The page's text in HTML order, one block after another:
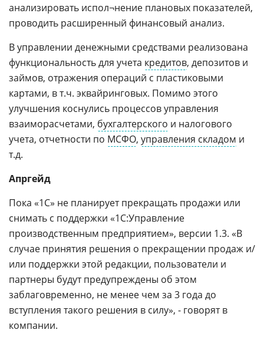
анализировать испол¬нение плановых показателей,
проводить расширенный финансовый анализ.
В управлении денежными средствами реализована
функциональность для учета кредитов, депозитов и
займов, отражения операций с пластиковыми
картами, в т.ч. эквайринговых. Помимо этого
улучшения коснулись процессов управления
взаиморасчетами, бухгалтерского и налогового
учета, отчетности по МСФО, управления складом и
т.д.
Апргейд
Пока «1С» не планирует прекращать продажи или
снимать с поддержки «1С:Управление
производственным предприятием», версии 1.3. «В
случае принятия решения о прекращении продаж и/
или поддержки этой редакции, пользователи и
партнеры будут предупреждены об этом
заблаговременно, не менее чем за 3 года до
вступления такого решения в силу», - говорят в
компании.